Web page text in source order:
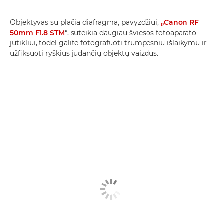
Objektyvas su plačia diafragma, pavyzdžiui, „Canon RF
50mm F1.8 STM“, suteikia daugiau šviesos fotoaparato
jutikliui, todėl galite fotografuoti trumpesniu išlaikymu ir
užfiksuoti ryškius judančių objektų vaizdus.